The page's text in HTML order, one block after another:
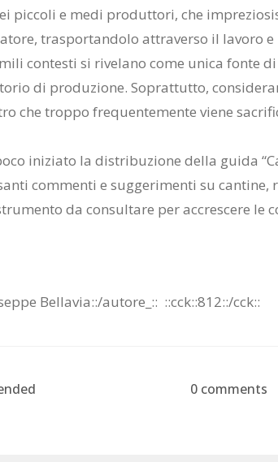
pic­co­li e medi pro­dut­to­ri, che
tra­spor­tan­do­lo at­tra­ver­so il la­vo­ro
con­te­sti si ri­ve­la­no come uni­ca fon­te
di pro­du­zio­ne. So­prat­tut­to,
che trop­po fre­quen­te­men­te vie­ne
ini­zia­to la di­stri­bu­zio­ne del­la gui­da
com­men­ti e sug­ge­ri­men­ti su
da con­sul­ta­re per ac­cre­sce­re le
Bel­la­via::/​au­to­re_:: ::cck::812::/​cck::
0 comments